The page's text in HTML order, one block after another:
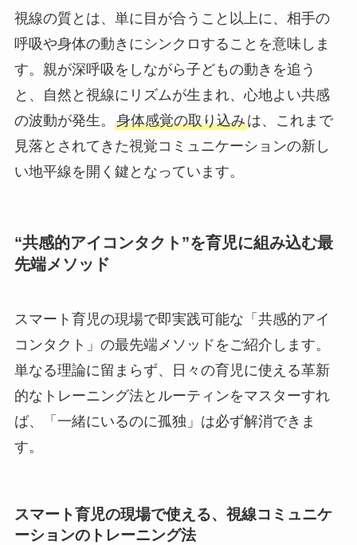
視線の質とは、単に目が合うこと以上に、相手の
呼吸や身体の動きにシンクロすることを意味しま
す。親が深呼吸をしながら子どもの動きを追う
と、自然と視線にリズムが生まれ、心地よい共感
の波動が発生。 身体感覚の取り込みは、これまで
見落とされてきた視覚コミュニケーションの新し
い地平線を開く鍵となっています。
“共感的アイコンタクト”を育児に組み込む最
先端メソッド
スマート育児の現場で即実践可能な「共感的アイ
コンタクト」の最先端メソッドをご紹介します。
単なる理論に留まらず、日々の育児に使える革新
的なトレーニング法とルーティンをマスターすれ
ば、「一緒にいるのに孤独」は必ず解消できま
す。
スマート育児の現場で使える、視線コミュニケ
ーションのトレーニング法